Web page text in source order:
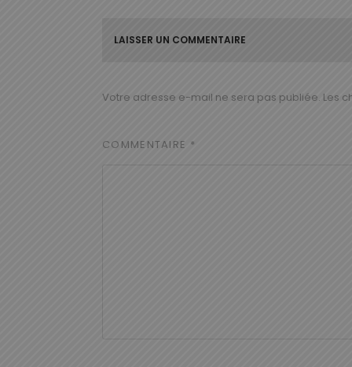
LAISSER UN COMMENTAIRE
Votre adresse e-mail ne sera pas publiée. Les
COMMENTAIRE *